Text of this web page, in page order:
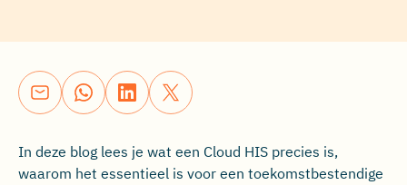
In deze blog lees je wat een Cloud HIS precies is,
waarom het essentieel is voor een toekomstbestendige